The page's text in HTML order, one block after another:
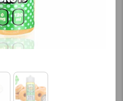
-
ک